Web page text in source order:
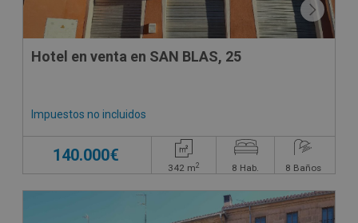
Hotel en venta en SAN BLAS, 25
Impuestos no incluidos
140.000€
342 m2 8 Hab. 8 Baños